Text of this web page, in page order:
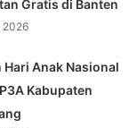
Gratis di Banten
2026
Hari Anak Nasional
Kabupaten